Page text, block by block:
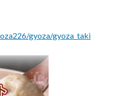
gyoza/gyoza_taki